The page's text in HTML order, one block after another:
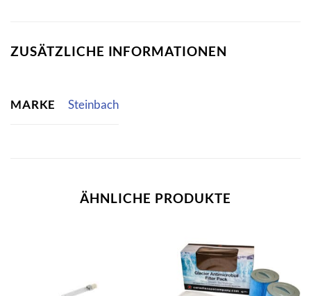
ZUSÄTZLICHE INFORMATIONEN
MARKE Steinbach
ÄHNLICHE PRODUKTE